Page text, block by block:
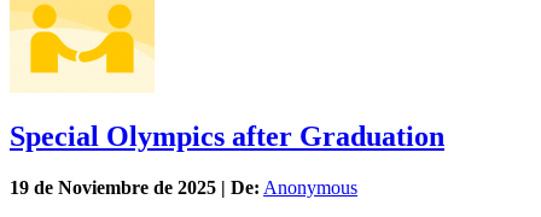
Special Olympics after Graduation
19 de Noviembre de 2025 | De: Anonymous